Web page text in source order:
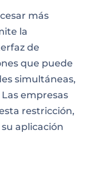
más
la
de
que puede
simultáneas,
empresas
restricción,
aplicación